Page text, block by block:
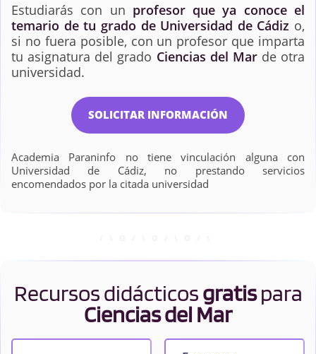
Estudiarás con un profesor que ya conoce el
temario de tu grado de Universidad de Cádiz o,
si no fuera posible, con un profesor que imparta
tu asignatura del grado Ciencias del Marde otra
universidad.
SOLICITAR INFORMACIÓN
Academia Paraninfo no tiene vinculación alguna con
Universidad de Cádiz, no prestando servicios
encomendados por la citada universidad
Recursos didácticosgratispara
Ciencias del Mar